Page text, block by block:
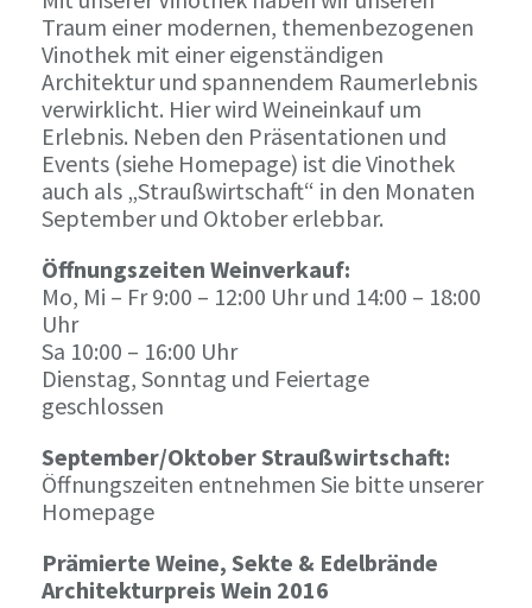
Traum einer modernen, themenbezogenen
Vinothek mit einer eigenständigen
Architektur und spannendem Raumerlebnis
verwirklicht. Hier wird Weineinkauf um
Erlebnis. Neben den Präsentationen und
Events (siehe Homepage) ist die Vinothek
auch als „Straußwirtschaft“ in den Monaten
September und Oktober erlebbar.
Öffnungszeiten Weinverkauf:
Mo, Mi – Fr 9:00 – 12:00 Uhr und 14:00 – 18:00
Uhr
Sa 10:00 – 16:00 Uhr
Dienstag, Sonntag und Feiertage
geschlossen
September/Oktober Straußwirtschaft:
Öffnungszeiten entnehmen Sie bitte unserer
Homepage
Prämierte Weine, Sekte & Edelbrände
Architekturpreis Wein 2016